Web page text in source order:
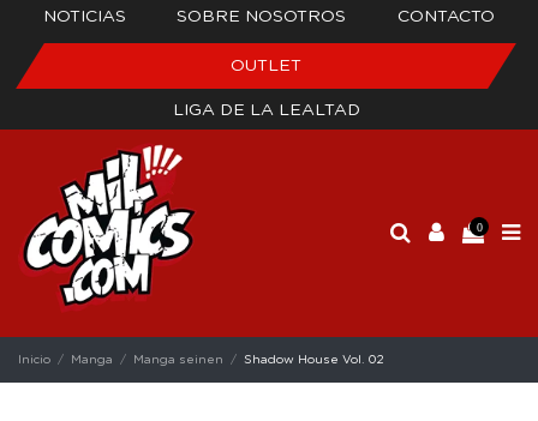
NOTICIAS SOBRE NOSOTROS CONTACTO
OUTLET
LIGA DE LA LEALTAD
0
Inicio Manga Manga seinen Shadow House Vol. 02